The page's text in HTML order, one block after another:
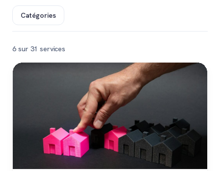
Catégories
6 sur 31 services
Populaire